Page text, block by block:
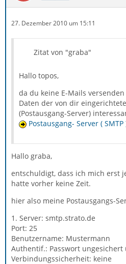
27. Dezember 2010 um 15:11
Zitat von "graba"
Hallo topos,
da du keine E-Mails
Daten der von dir
(Postausgang-Server)
Postausgang- Server (
Hallo graba,
entschuldigt, dass ich mich erst
hatte vorher keine Zeit.
hier also meine Postausgangs-
1. Server: smtp.strato.de
Port: 25
Benutzername: Mustermann
Authentif.: Passwort ungesichert
Verbindungssicherheit: keine